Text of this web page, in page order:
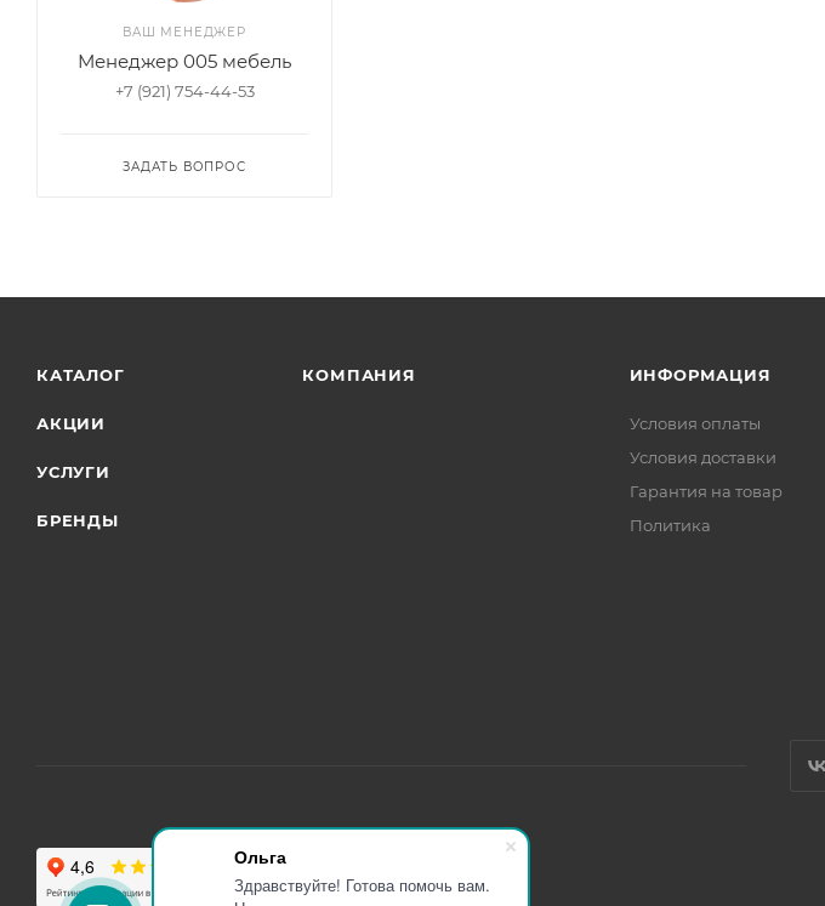
Ольга
Здравствуйте! Готова помочь вам.
ВАШ МЕНЕДЖЕР
Менеджер 005 мебель
+7 (921) 754-44-53
ЗАДАТЬ ВОПРОС
КАТАЛОГ
АКЦИИ
УСЛУГИ
БРЕНДЫ
КОМПАНИЯ ИНФОРМАЦИЯ
Условия оплаты
Условия доставки
Гарантия на товар
Политика